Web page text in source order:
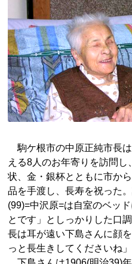
駒ケ根市の中原正純市長
える8人のお年寄りを訪問
状、金・銀杯とともに市か
品を手渡し、長寿を祝った
(99)=中沢原=は自室のベッ
とです」としっかりした口
長は耳が遠い下島さんに顔
っと長生きしてくださいね